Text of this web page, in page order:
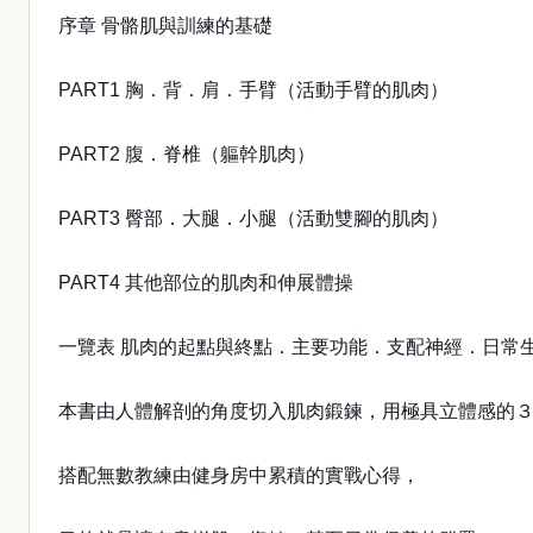
序章 骨骼肌與訓練的基礎
PART1 胸．背．肩．手臂（活動手臂的肌肉）
PART2 腹．脊椎（軀幹肌肉）
PART3 臀部．大腿．小腿（活動雙腳的肌肉）
PART4 其他部位的肌肉和伸展體操
一覽表 肌肉的起點與終點．主要功能．支配神經．日常
本書由人體解剖的角度切入肌肉鍛鍊，用極具立體感的３
搭配無數教練由健身房中累積的實戰心得，